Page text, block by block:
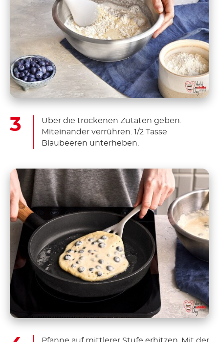
Über die trockenen Zutaten geben.
Miteinander verrühren. 1/2 Tasse
Blaubeeren unterheben.